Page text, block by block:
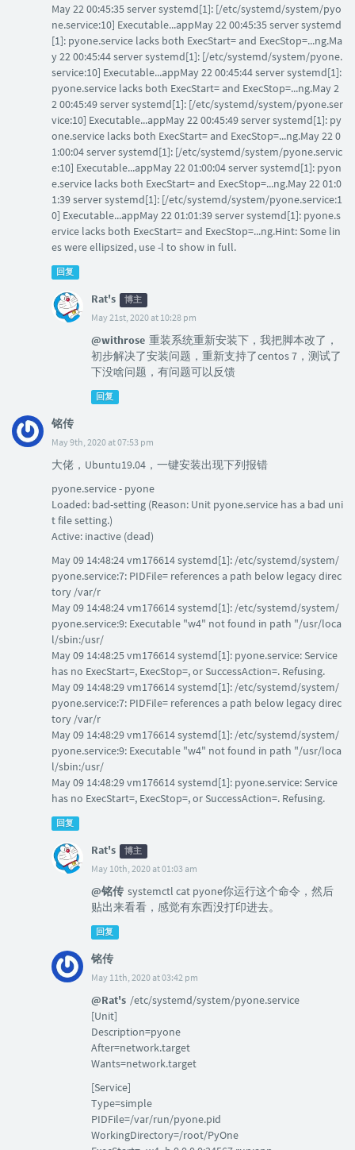
May 22 00:45:35 server systemd[1]: [/etc/systemd/system/pyo
ne.service:10] Executable...appMay 22 00:45:35 server systemd
[1]: pyone.service lacks both ExecStart= and ExecStop=...ng.Ma
y 22 00:45:44 server systemd[1]: [/etc/systemd/system/pyone.
service:10] Executable...appMay 22 00:45:44 server systemd[1]:
pyone.service lacks both ExecStart= and ExecStop=...ng.May 2
2 00:45:49 server systemd[1]: [/etc/systemd/system/pyone.ser
vice:10] Executable...appMay 22 00:45:49 server systemd[1]: py
one.service lacks both ExecStart= and ExecStop=...ng.May 22 0
1:00:04 server systemd[1]: [/etc/systemd/system/pyone.servic
e:10] Executable...appMay 22 01:00:04 server systemd[1]: pyon
e.service lacks both ExecStart= and ExecStop=...ng.May 22 01:0
1:39 server systemd[1]: [/etc/systemd/system/pyone.service:1
0] Executable...appMay 22 01:01:39 server systemd[1]: pyone.s
ervice lacks both ExecStart= and ExecStop=...ng.Hint: Some lin
es were ellipsized, use -l to show in full.
回复
Rat's 博主
May 21st, 2020 at 10:28 pm
@withrose 重装系统重新安装下，我把脚本改了，
初步解决了安装问题，重新支持了centos 7，测试了
下没啥问题，有问题可以反馈
回复
铭传
May 9th, 2020 at 07:53 pm
大佬，Ubuntu19.04，一键安装出现下列报错
pyone.service - pyone
Loaded: bad-setting (Reason: Unit pyone.service has a bad uni
t file setting.)
Active: inactive (dead)
May 09 14:48:24 vm176614 systemd[1]: /etc/systemd/system/
pyone.service:7: PIDFile= references a path below legacy direc
tory /var/r
May 09 14:48:24 vm176614 systemd[1]: /etc/systemd/system/
pyone.service:9: Executable "w4" not found in path "/usr/loca
l/sbin:/usr/
May 09 14:48:25 vm176614 systemd[1]: pyone.service: Service
has no ExecStart=, ExecStop=, or SuccessAction=. Refusing.
May 09 14:48:29 vm176614 systemd[1]: /etc/systemd/system/
pyone.service:7: PIDFile= references a path below legacy direc
tory /var/r
May 09 14:48:29 vm176614 systemd[1]: /etc/systemd/system/
pyone.service:9: Executable "w4" not found in path "/usr/loca
l/sbin:/usr/
May 09 14:48:29 vm176614 systemd[1]: pyone.service: Service
has no ExecStart=, ExecStop=, or SuccessAction=. Refusing.
回复
Rat's 博主
May 10th, 2020 at 01:03 am
@铭传 systemctl cat pyone你运行这个命令，然后
贴出来看看，感觉有东西没打印进去。
回复
铭传
May 11th, 2020 at 03:42 pm
@Rat's /etc/systemd/system/pyone.service
[Unit]
Description=pyone
After=network.target
Wants=network.target
[Service]
Type=simple
PIDFile=/var/run/pyone.pid
WorkingDirectory=/root/PyOne